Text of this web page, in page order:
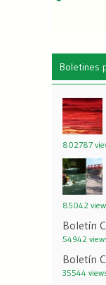
Boletines
802787
85042
Boletín
54942
Boletín
35544